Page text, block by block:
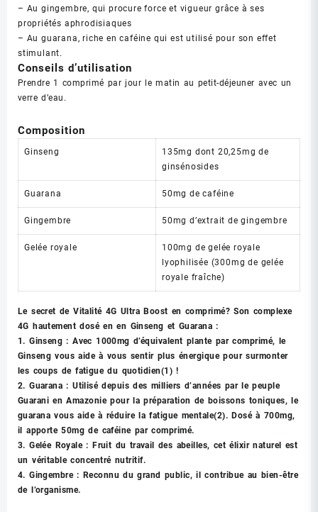
– Au gingembre, qui procure force et vigueur grâce à ses
propriétés aphrodisiaques
– Au guarana, riche en caféine qui est utilisé pour son effet
stimulant.
Conseils d’utilisation
Prendre 1 comprimé par jour le matin au petit-déjeuner avec un
verre d’eau.
Composition
Ginseng
135mg dont 20,25mg de
ginsénosides
Guarana 50mg de caféine
Gingembre 50mg d’extrait de gingembre
Gelée royale
100mg de gelée royale
lyophilisée (300mg de gelée
royale fraîche)
Le secret de Vitalité 4G Ultra Boost en comprimé? Son complexe
4G hautement dosé en en Ginseng et Guarana :
1. Ginseng : Avec 1000mg d’équivalent plante par comprimé, le
Ginseng vous aide à vous sentir plus énergique pour surmonter
les coups de fatigue du quotidien(1) !
2. Guarana : Utilisé depuis des milliers d’années par le peuple
Guarani en Amazonie pour la préparation de boissons toniques, le
guarana vous aide à réduire la fatigue mentale(2). Dosé à 700mg,
il apporte 50mg de caféine par comprimé.
3. Gelée Royale : Fruit du travail des abeilles, cet élixir naturel est
un véritable concentré nutritif.
4. Gingembre : Reconnu du grand public, il contribue au bien-être
de l’organisme.